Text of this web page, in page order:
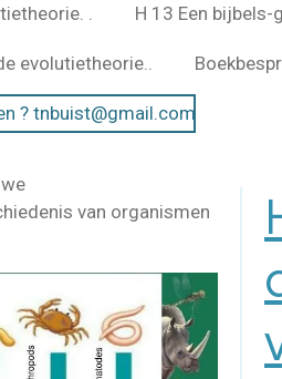
. H 13 Een
evolutietheorie..
? tnbuist@gmail.com
van organismen